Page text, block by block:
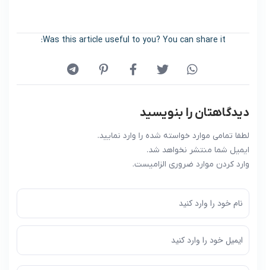
Was this article useful to you? You can share it:
دیدگاهتان را بنویسید
لطفا تمامی موارد خواسته شده را وارد نمایید.
ایمیل شما منتشر نخواهد شد.
وارد کردن موارد ضروری الزامیست.